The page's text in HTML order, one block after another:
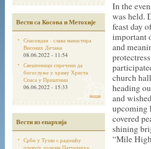
Вести са Косова и Метохије
Спасовдан - слава манастира
Високих Дечана
08.06.2022 - 11:54
Свештеници спречени да
богослуже у храму Христа
Спаса у Приштини
06.06.2022 - 15:33
више
Вести из епархија
Срби у Тузли с радошћу
очекују долазак Патријарха
In the
was held.
feast day
important
and
church
heading
and
upcoming
covered
shining
“Mile